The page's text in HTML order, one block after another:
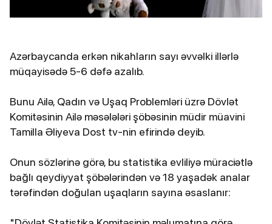
Azərbaycanda erkən nikahların sayı əvvəlki illərlə
müqayisədə 5-6 dəfə azalıb.
Bunu Ailə, Qadın və Uşaq Problemləri üzrə Dövlət
Komitəsinin Ailə məsələləri şöbəsinin müdir müavini
Tamilla Əliyeva Dost tv-nin efirində deyib.
Onun sözlərinə görə, bu statistika evliliyə müraciətlə
bağlı qeydiyyat şöbələrindən və 18 yaşadək analar
tərəfindən doğulan uşaqların sayına əsaslanır: